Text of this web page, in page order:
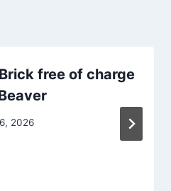
free of charge
2026